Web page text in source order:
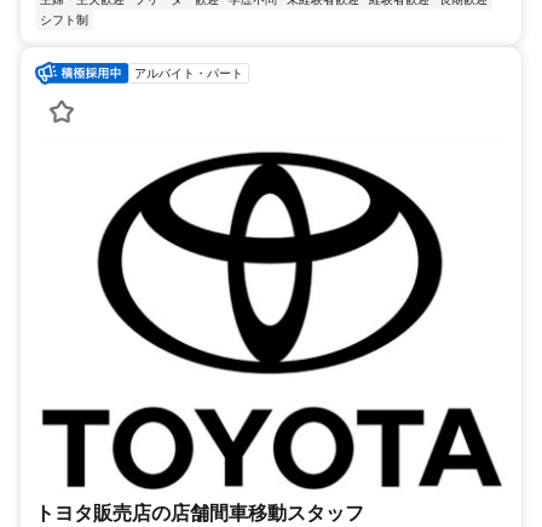
シフト制
アルバイト・パート
トヨタ販売店の店舗間車移動スタッフ